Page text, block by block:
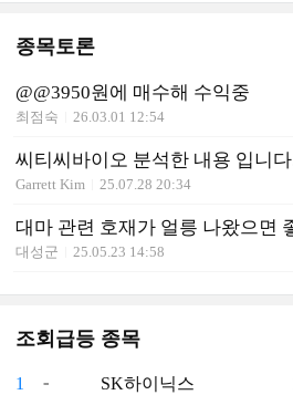
종목토론
@@3950원에 매수해 수익중
최점숙 26.03.01 12:54
씨티씨바이오 분석한 내용 입니
Garrett Kim 25.07.28 20:34
대마 관련 호재가 얼릉 나왔으면
대성군 25.05.23 14:58
조회급등 종목
1 SK하이닉스